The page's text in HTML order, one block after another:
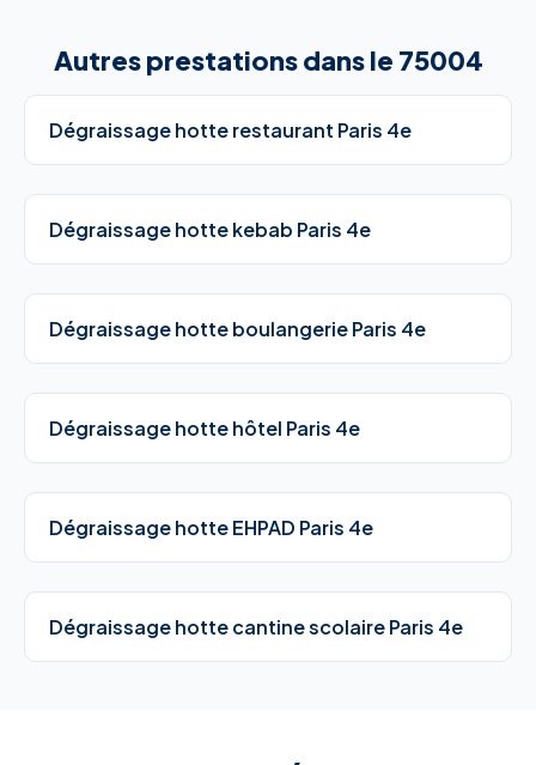
Autres prestations dans le 75004
Dégraissage hotte restaurant Paris 4e
Dégraissage hotte kebab Paris 4e
Dégraissage hotte boulangerie Paris 4e
Dégraissage hotte hôtel Paris 4e
Dégraissage hotte EHPAD Paris 4e
Dégraissage hotte cantine scolaire Paris 4e